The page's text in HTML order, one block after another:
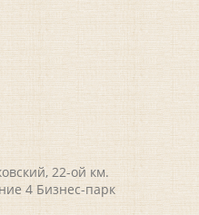
22-ой км.
4 Бизнес-парк